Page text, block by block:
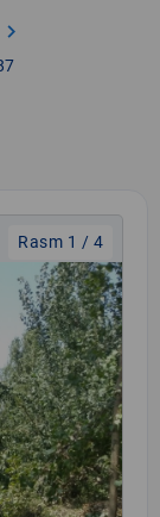
chevron_right
Rasm 1 / 4